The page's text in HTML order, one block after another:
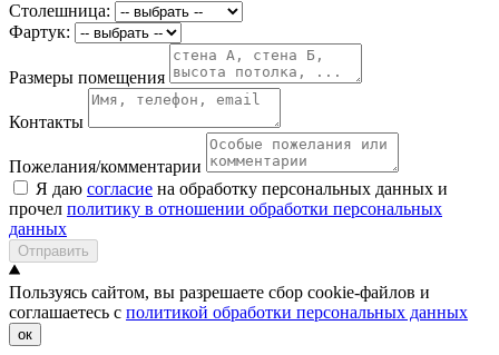
Столешница:
Фартук:
Размеры помещения
Контакты
Пожелания/комментарии
Я даю согласие на обработку персональных данных и
прочел политику в отношении обработки персональных
данных
Отправить
Пользуясь сайтом, вы разрешаете сбор cookie-файлов и
соглашаетесь с политикой обработки персональных данных
ок